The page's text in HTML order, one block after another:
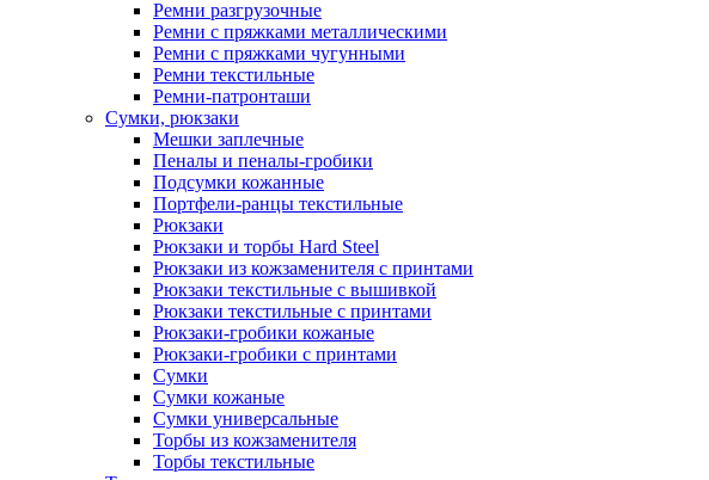
Ремни разгрузочные
Ремни с пряжками металлическими
Ремни с пряжками чугунными
Ремни текстильные
Ремни-патронташи
Сумки, рюкзаки
Мешки заплечные
Пеналы и пеналы-гробики
Подсумки кожанные
Портфели-ранцы текстильные
Рюкзаки
Рюкзаки и торбы Hard Steel
Рюкзаки из кожзаменителя с принтами
Рюкзаки текстильные с вышивкой
Рюкзаки текстильные с принтами
Рюкзаки-гробики кожаные
Рюкзаки-гробики с принтами
Сумки
Сумки кожаные
Сумки универсальные
Торбы из кожзаменителя
Торбы текстильные